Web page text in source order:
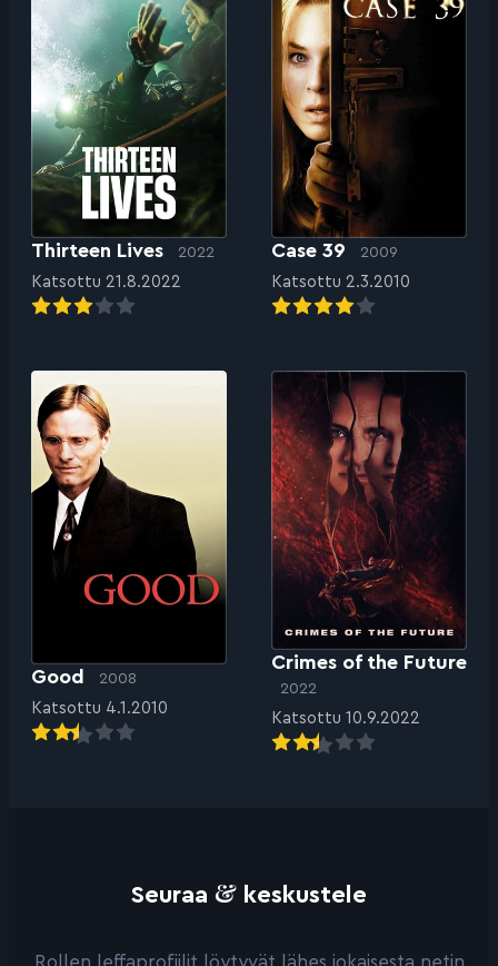
Thirteen Lives 2022
Katsottu 21.8.2022
Case 39 2009
Katsottu 2.3.2010
Good 2008
Katsottu 4.1.2010
Crimes of the Future
2022
Katsottu 10.9.2022
Seuraa & keskustele
Rollen leffaprofiilit löytyvät lähes jokaisesta netin